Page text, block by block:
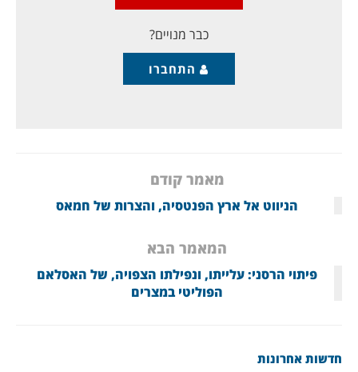
כבר מנויים?
התחברו
מאמר קודם
הניווט אל ארץ הפנטסיה, והצרות של חמאס
המאמר הבא
פיתוי הרסני: עלייתו, ונפילתו הצפויה, של האסלאם
הפוליטי במצרים
חדשות אחרונות